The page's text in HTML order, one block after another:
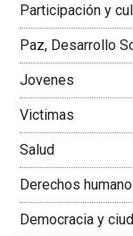
Colombiana
Participación y
Paz, Desarrollo
Jovenes
Victimas
Salud
Derechos
Democracia y